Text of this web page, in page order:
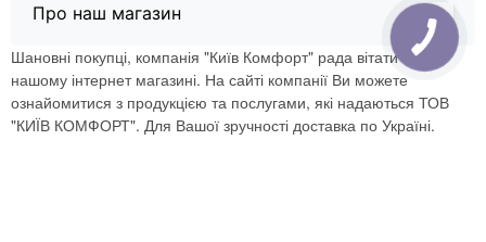
Про наш магазин
Шановні покупці, компанія "Київ Комфорт" рада вітати Вас в
нашому інтернет магазині. На сайті компанії Ви можете
ознайомитися з продукцією та послугами, які надаються ТОВ
"КИЇВ КОМФОРТ". Для Вашої зручності доставка по Україні.